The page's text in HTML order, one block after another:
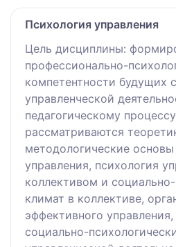
Психология управления
Цель дисциплины:
профессионально-
компетентности будущих
управленческой
педагогическому
рассматриваются
методологические
управления, психология
коллективом и
климат в коллективе,
эффективного
социально-